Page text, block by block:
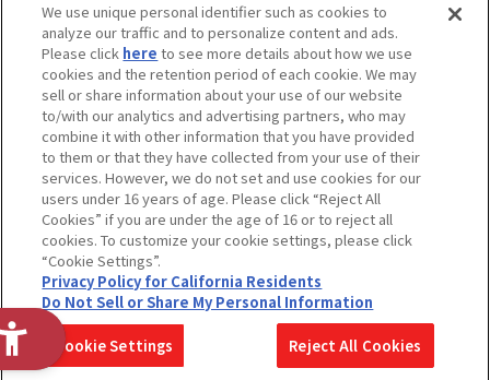
採用情報
サステナビリティ
お問い合わせ
ウェブサイトご利用条件 ソーシャルメディアポリシー
個人情報及び特定個人情報等の取り扱いに関する保護方針
Do Not Sell or Share My Personal Information著作権・商標について
カスタマーハラスメントに対する基本的な対応方針
コピーライト一覧を表示する
We use unique personal identifier such as cookies to
analyze our traffic and to personalize content and ads.
Please click here to see more details about how we use
cookies and the retention period of each cookie. We may
sell or share information about your use of our website
to/with our analytics and advertising partners, who may
combine it with other information that you have provided
to them or that they have collected from your use of their
services. However, we do not set and use cookies for our
users under 16 years of age. Please click “Reject All
Cookies” if you are under the age of 16 or to reject all
cookies. To customize your cookie settings, please click
“Cookie Settings”.
Privacy Policy for California Residents
Do Not Sell or Share My Personal Information
Cookie Settings Reject All Cookies